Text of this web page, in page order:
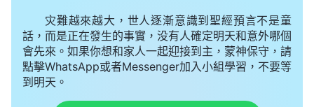
實，怎麽能説聖經之外就没有神的作工、説話呢？難
道那些漏掉的先知的預言就不是神的話嗎？就是新約
裏主耶穌也不止説過這些話。約翰福音21章25節
灾難越來越大，世人逐漸意識到聖經預言不是童
話，而是正在發生的事實，没有人確定明天和意外哪個
會先來。如果你想和家人一起迎接到主，蒙神保守，請
點擊WhatsApp或者Messenger加入小組學習，不要等
到明天。